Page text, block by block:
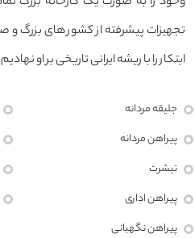
جلیقه مردانه
پیراهن مردانه
تیشرت
پیراهن اداری
پیراهن نگهبانی
تجهیزات پیشرفته از کشور های بزرگ
ابتکار را با ریشه ایرانی تاریخی بر او